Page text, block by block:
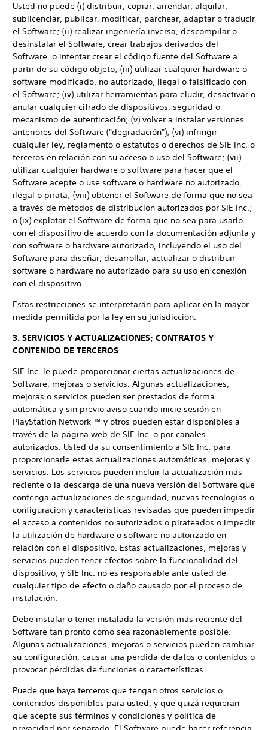
Usted no puede (i) distribuir, copiar, arrendar, alquilar,
sublicenciar, publicar, modificar, parchear, adaptar o traducir
el Software; (ii) realizar ingeniería inversa, descompilar o
desinstalar el Software, crear trabajos derivados del
Software, o intentar crear el código fuente del Software a
partir de su código objeto; (iii) utilizar cualquier hardware o
software modificado, no autorizado, ilegal o falsificado con
el Software; (iv) utilizar herramientas para eludir, desactivar o
anular cualquier cifrado de dispositivos, seguridad o
mecanismo de autenticación; (v) volver a instalar versiones
anteriores del Software ("degradación"); (vi) infringir
cualquier ley, reglamento o estatutos o derechos de SIE Inc. o
terceros en relación con su acceso o uso del Software; (vii)
utilizar cualquier hardware o software para hacer que el
Software acepte o use software o hardware no autorizado,
ilegal o pirata; (viii) obtener el Software de forma que no sea
a través de métodos de distribución autorizados por SIE Inc.;
o (ix) explotar el Software de forma que no sea para usarlo
con el dispositivo de acuerdo con la documentación adjunta y
con software o hardware autorizado, incluyendo el uso del
Software para diseñar, desarrollar, actualizar o distribuir
software o hardware no autorizado para su uso en conexión
con el dispositivo.
Estas restricciones se interpretarán para aplicar en la mayor
medida permitida por la ley en su jurisdicción.
3. SERVICIOS Y ACTUALIZACIONES; CONTRATOS Y
CONTENIDO DE TERCEROS
SIE Inc. le puede proporcionar ciertas actualizaciones de
Software, mejoras o servicios. Algunas actualizaciones,
mejoras o servicios pueden ser prestados de forma
automática y sin previo aviso cuando inicie sesión en
PlayStation Network ™ y otros pueden estar disponibles a
través de la página web de SIE Inc. o por canales
autorizados. Usted da su consentimiento a SIE Inc. para
proporcionarle estas actualizaciones automáticas, mejoras y
servicios. Los servicios pueden incluir la actualización más
reciente o la descarga de una nueva versión del Software que
contenga actualizaciones de seguridad, nuevas tecnologías o
configuración y características revisadas que pueden impedir
el acceso a contenidos no autorizados o pirateados o impedir
la utilización de hardware o software no autorizado en
relación con el dispositivo. Estas actualizaciones, mejoras y
servicios pueden tener efectos sobre la funcionalidad del
dispositivo, y SIE Inc. no es responsable ante usted de
cualquier tipo de efecto o daño causado por el proceso de
instalación.
Debe instalar o tener instalada la versión más reciente del
Software tan pronto como sea razonablemente posible.
Algunas actualizaciones, mejoras o servicios pueden cambiar
su configuración, causar una pérdida de datos o contenidos o
provocar pérdidas de funciones o características.
Puede que haya terceros que tengan otros servicios o
contenidos disponibles para usted, y que quizá requieran
que acepte sus términos y condiciones y política de